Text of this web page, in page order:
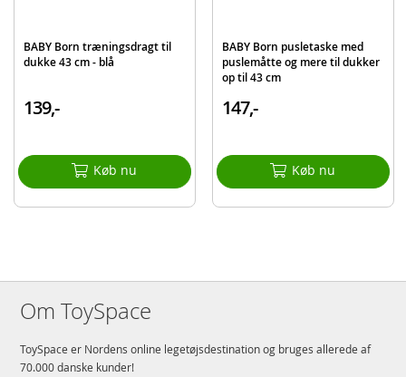
BABY Born træningsdragt til
dukke 43 cm - blå
139,-
Køb nu
BABY Born pusletaske med
puslemåtte og mere til dukker
op til 43 cm
147,-
Køb nu
Om ToySpace
ToySpace er Nordens online legetøjsdestination og bruges allerede af
70.000 danske kunder!